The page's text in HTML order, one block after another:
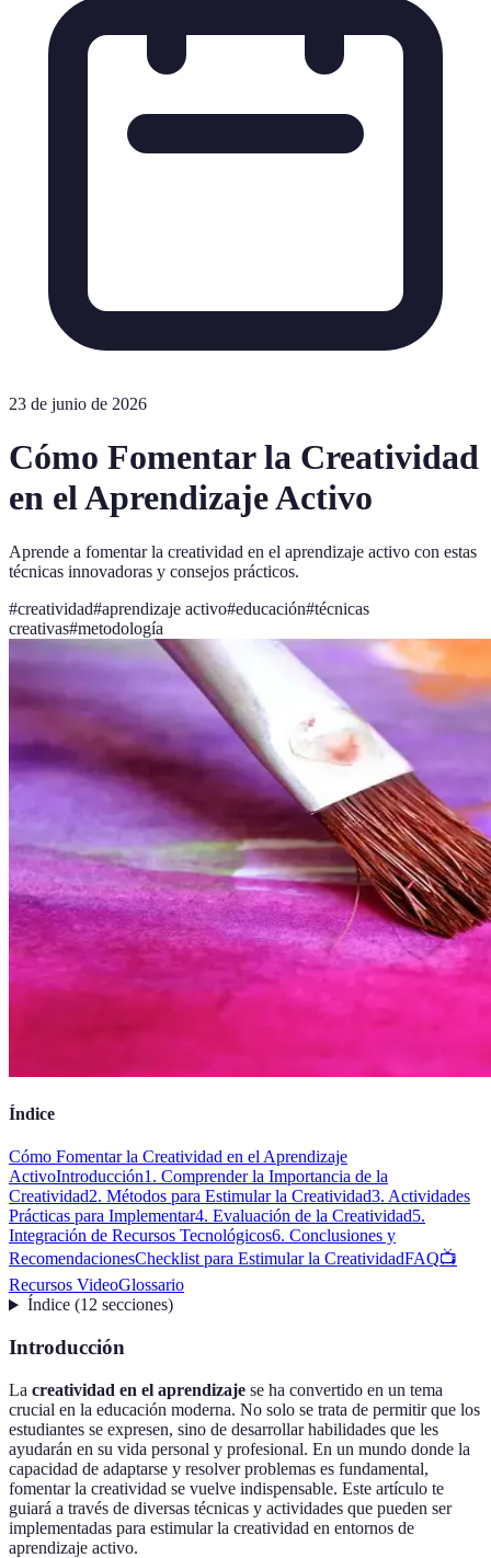
23 de junio de 2026
Cómo Fomentar la Creatividad
en el Aprendizaje Activo
Aprende a fomentar la creatividad en el aprendizaje activo con estas
técnicas innovadoras y consejos prácticos.
#creatividad#aprendizaje activo#educación#técnicas
creativas#metodología
Índice
Cómo Fomentar la Creatividad en el Aprendizaje
ActivoIntroducción1. Comprender la Importancia de la
Creatividad2. Métodos para Estimular la Creatividad3. Actividades
Prácticas para Implementar4. Evaluación de la Creatividad5.
Integración de Recursos Tecnológicos6. Conclusiones y
RecomendacionesChecklist para Estimular la CreatividadFAQ📺
Recursos VideoGlossario
Índice(12 secciones)
Introducción
La creatividad en el aprendizaje se ha convertido en un tema
crucial en la educación moderna. No solo se trata de permitir que los
estudiantes se expresen, sino de desarrollar habilidades que les
ayudarán en su vida personal y profesional. En un mundo donde la
capacidad de adaptarse y resolver problemas es fundamental,
fomentar la creatividad se vuelve indispensable. Este artículo te
guiará a través de diversas técnicas y actividades que pueden ser
implementadas para estimular la creatividad en entornos de
aprendizaje activo.